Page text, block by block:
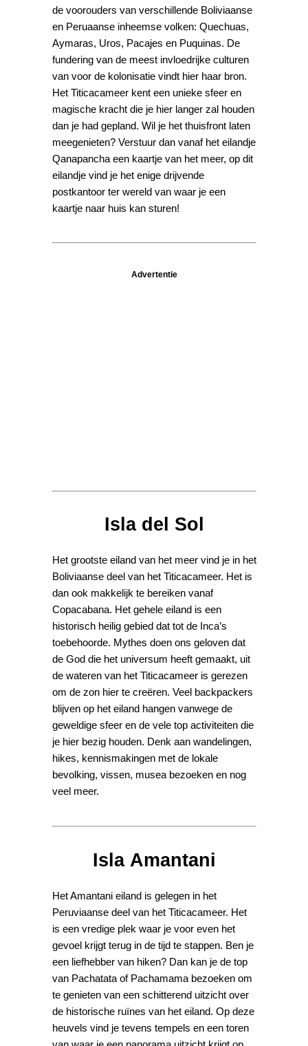
de voorouders van verschillende Boliviaanse
en Peruaanse inheemse volken: Quechuas,
Aymaras, Uros, Pacajes en Puquinas. De
fundering van de meest invloedrijke culturen
van voor de kolonisatie vindt hier haar bron.
Het Titicacameer kent een unieke sfeer en
magische kracht die je hier langer zal houden
dan je had gepland. Wil je het thuisfront laten
meegenieten? Verstuur dan vanaf het eilandje
Qanapancha een kaartje van het meer, op dit
eilandje vind je het enige drijvende
postkantoor ter wereld van waar je een
kaartje naar huis kan sturen!
Advertentie
Isla del Sol
Het grootste eiland van het meer vind je in het
Boliviaanse deel van het Titicacameer. Het is
dan ook makkelijk te bereiken vanaf
Copacabana. Het gehele eiland is een
historisch heilig gebied dat tot de Inca’s
toebehoorde. Mythes doen ons geloven dat
de God die het universum heeft gemaakt, uit
de wateren van het Titicacameer is gerezen
om de zon hier te creëren. Veel backpackers
blijven op het eiland hangen vanwege de
geweldige sfeer en de vele top activiteiten die
je hier bezig houden. Denk aan wandelingen,
hikes, kennismakingen met de lokale
bevolking, vissen, musea bezoeken en nog
veel meer.
Isla Amantani
Het Amantani eiland is gelegen in het
Peruviaanse deel van het Titicacameer. Het
is een vredige plek waar je voor even het
gevoel krijgt terug in de tijd te stappen. Ben je
een liefhebber van hiken? Dan kan je de top
van Pachatata of Pachamama bezoeken om
te genieten van een schitterend uitzicht over
de historische ruïnes van het eiland. Op deze
heuvels vind je tevens tempels en een toren